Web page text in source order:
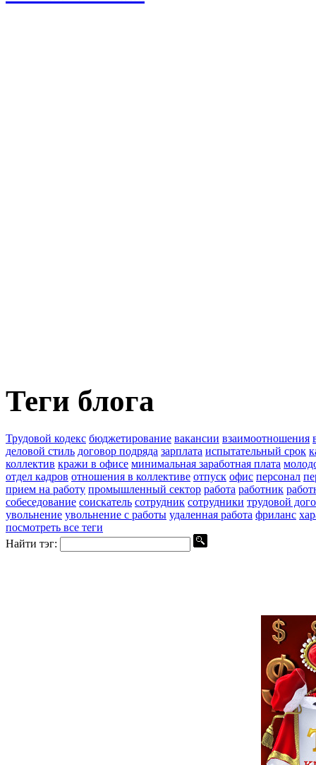
Теги блога
Трудовой кодекс бюджетирование вакансии взаимоотношения
деловой стиль договор подряда зарплата испытательный срок
коллектив кражи в офисе минимальная заработная плата
отдел кадров отношения в коллективе отпуск офис персонал
прием на работу промышленный сектор работа работник
собеседование соискатель сотрудник сотрудники трудовой
увольнение увольнение с работы удаленная работа фриланс
посмотреть все теги
Найти тэг: